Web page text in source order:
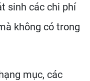
sinh các chi phí
không có trong
mục, các